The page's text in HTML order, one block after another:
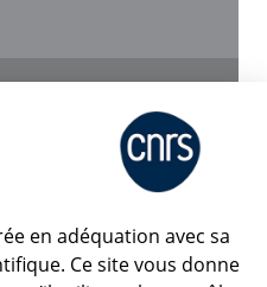
Mag
en adéquation avec sa
Ce site vous donne